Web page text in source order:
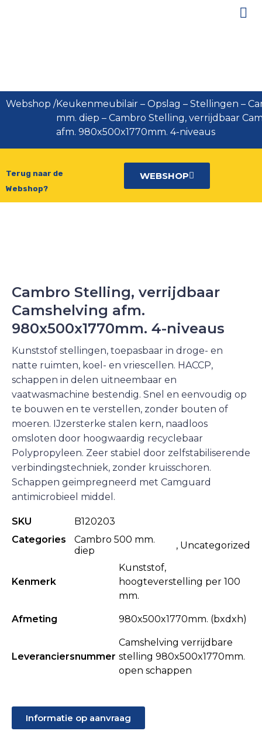
Webshop /Keukenmeubilair – Opslag – Stellingen –
mm. diep – Cambro Stelling, verrijdbaar
afm. 980x500x1770mm. 4-niveaus
Terug naar de
Webshop?
WEBSHOP
Cambro Stelling, verrijdbaar
Camshelving afm.
980x500x1770mm. 4-niveaus
Kunststof stellingen, toepasbaar in droge- en
natte ruimten, koel- en vriescellen. HACCP,
schappen in delen uitneembaar en
vaatwasmachine bestendig. Snel en eenvoudig op
te bouwen en te verstellen, zonder bouten of
moeren. IJzersterke stalen kern, naadloos
omsloten door hoogwaardig recyclebaar
Polypropyleen. Zeer stabiel door zelfstabiliserende
verbindingstechniek, zonder kruisschoren.
Schappen geimpregneerd met Camguard
antimicrobieel middel.
SKU
B120203
Categories
Cambro 500 mm.
diep
, Uncategorized
Kenmerk
Kunststof,
hoogteverstelling per 100
mm.
Afmeting 980x500x1770mm. (bxdxh)
Leveranciersnummer
Camshelving verrijdbare
stelling 980x500x1770mm.
open schappen
Informatie op aanvraag